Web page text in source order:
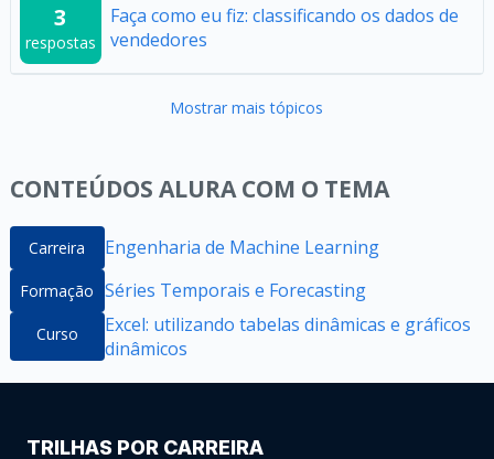
3
respostas
Faça como eu fiz: classificando os dados de
vendedores
Mostrar mais tópicos
CONTEÚDOS ALURA COM O TEMA
Carreira Engenharia de Machine Learning
Formação Séries Temporais e Forecasting
Curso
Excel: utilizando tabelas dinâmicas e gráficos
dinâmicos
TRILHAS POR CARREIRA